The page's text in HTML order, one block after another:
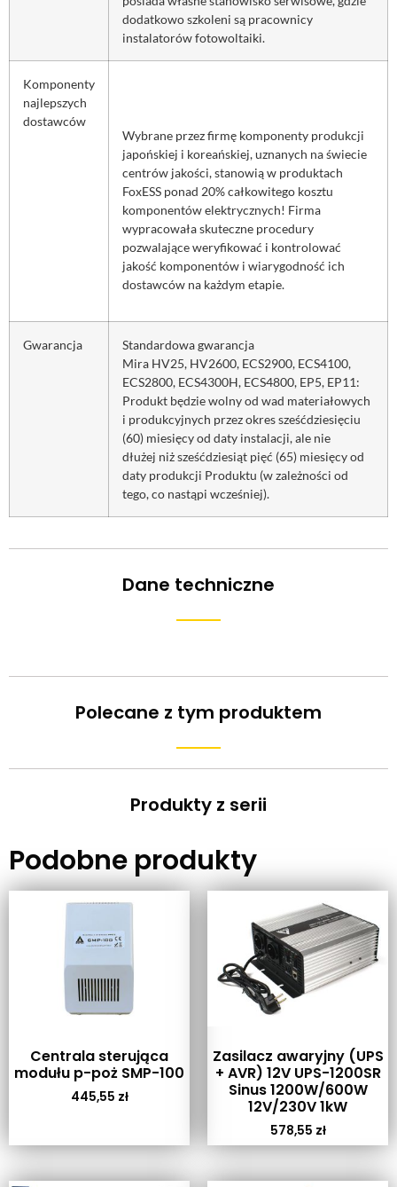
dodatkowo szkoleni są pracownicy
instalatorów fotowoltaiki.
Komponenty
najlepszych
dostawców
Wybrane przez firmę komponenty produkcji
japońskiej i koreańskiej, uznanych na świecie
centrów jakości, stanowią w produktach
FoxESS ponad 20% całkowitego kosztu
komponentów elektrycznych! Firma
wypracowała skuteczne procedury
pozwalające weryfikować i kontrolować
jakość komponentów i wiarygodność ich
dostawców na każdym etapie.
Gwarancja
Standardowa gwarancja
Mira HV25, HV2600, ECS2900, ECS4100,
ECS2800, ECS4300H, ECS4800, EP5, EP11:
Produkt będzie wolny od wad materiałowych
i produkcyjnych przez okres sześćdziesięciu
(60) miesięcy od daty instalacji, ale nie
dłużej niż sześćdziesiąt pięć (65) miesięcy od
daty produkcji Produktu (w zależności od
tego, co nastąpi wcześniej).
Dane techniczne
Polecane z tym produktem
Produkty z serii
Podobne produkty
Centrala sterująca
modułu p-poż SMP-100
445,55 zł
Zasilacz awaryjny (UPS
+ AVR) 12V UPS-1200SR
Sinus 1200W/600W
12V/230V 1kW
578,55 zł